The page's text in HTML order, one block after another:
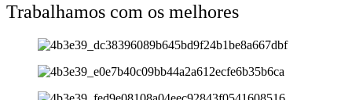
Trabalhamos com os melhores